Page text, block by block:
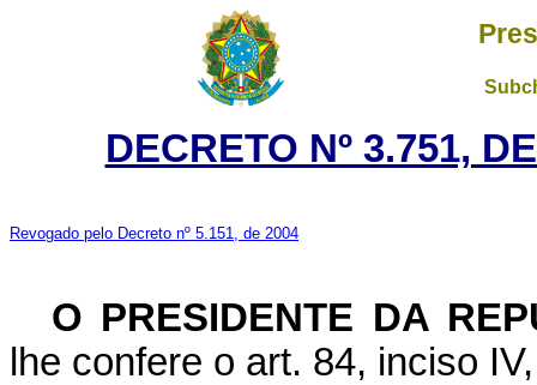
DECRETO Nº 3.751,
Revogado pelo Decreto nº 5.151, de 2004
O PRESIDENTE DA
lhe confere o art. 84, inciso